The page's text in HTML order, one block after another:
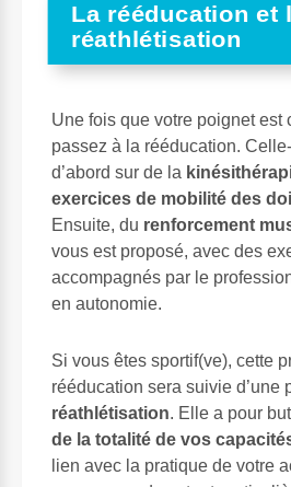
La rééducation et
réathlétisation
Une fois que votre poignet est
passez à la rééducation.
d’abord sur de la
exercices de mobilité des
Ensuite, du renforcement
vous est proposé, avec des
accompagnés par le
en autonomie.
Si vous êtes sportif(ve), cette
rééducation sera suivie d’une
réathlétisation. Elle a pour
de la totalité de vos
lien avec la pratique de votre